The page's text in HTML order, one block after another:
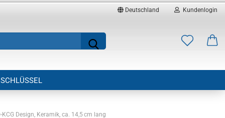
Deutschland
Lieferland
Kundenlogin
Passwort
Suche...
Design, Keramik, ca. 14,5 cm lang